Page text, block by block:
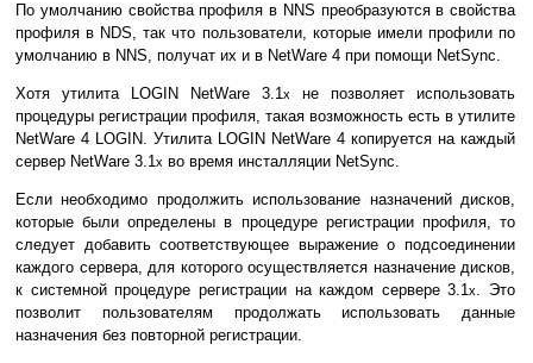
По умолчанию свойства профиля в NNS преобразуются в свойства
профиля в NDS, так что пользователи, которые имели профили по
умолчанию в NNS, получат их и в NetWare 4 при помощи NetSync.
Хотя утилита LOGIN NetWare 3.1x
не позволяет использовать
процедуры регистрации профиля, такая возможность есть в утилите
NetWare 4 LOGIN. Утилита LOGIN NetWare 4 копируется на каждый
сервер NetWare 3.1x во время инсталляции NetSync.
Если необходимо продолжить использование назначений дисков,
которые были определены в процедуре регистрации профиля, то
следует добавить соответствующее выражение о подсоединении
каждого сервера, для которого осуществляется назначение дисков,
к системной процедуре регистрации на каждом сервере 3.1x. Это
позволит пользователям продолжать использовать данные
назначения без повторной регистрации.